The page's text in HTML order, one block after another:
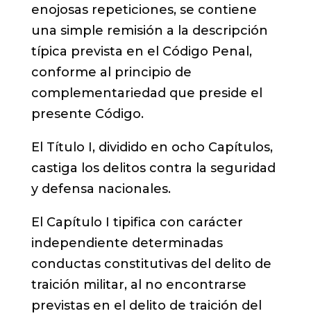
enojosas repeticiones, se contiene
una simple remisión a la descripción
típica prevista en el Código Penal,
conforme al principio de
complementariedad que preside el
presente Código.
El Título I, dividido en ocho Capítulos,
castiga los delitos contra la seguridad
y defensa nacionales.
El Capítulo I tipifica con carácter
independiente determinadas
conductas constitutivas del delito de
traición militar, al no encontrarse
previstas en el delito de traición del